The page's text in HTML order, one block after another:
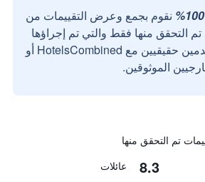
نقوم بجمع وعرض التقييمات من
التحقق منها فقط والتي تم إجراؤها
بواسطة مستخدمين حقيقيين مع HotelsCombined أو
الموثوقين.
8.3 عائلات